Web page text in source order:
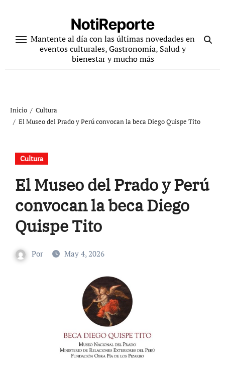
contenido
NotiReporte
Mantente al día con las últimas novedades en
eventos culturales, Gastronomía, Salud y
bienestar y mucho más
Inicio
Cultura
El Museo del Prado y Perú convocan la beca Diego Quispe Tito
Cultura
El Museo del Prado y Perú
convocan la beca Diego
Quispe Tito
Por May 4, 2026